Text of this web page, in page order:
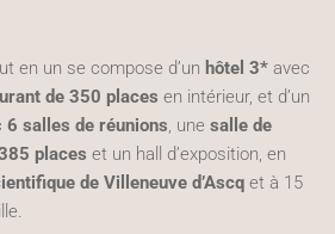
en un se compose d’un hôtel 3* avec
de 350 places en intérieur, et d’un
6 salles de réunions, une salle de
places et un hall d’exposition, en
de Villeneuve d’Ascq et à 15